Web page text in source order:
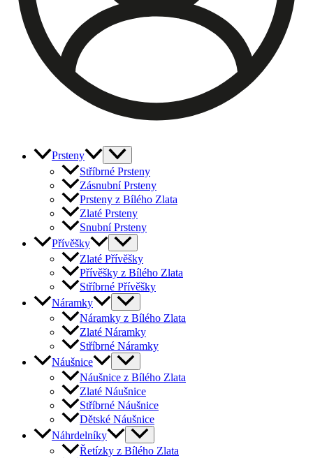
Prsteny
Stříbrné Prsteny
Zásnubní Prsteny
Prsteny z Bílého Zlata
Zlaté Prsteny
Snubní Prsteny
Přívěšky
Zlaté Přívěšky
Přívěšky z Bílého Zlata
Stříbrné Přívěšky
Náramky
Náramky z Bílého Zlata
Zlaté Náramky
Stříbrné Náramky
Náušnice
Náušnice z Bílého Zlata
Zlaté Náušnice
Stříbrné Náušnice
Dětské Náušnice
Náhrdelníky
Řetízky z Bílého Zlata